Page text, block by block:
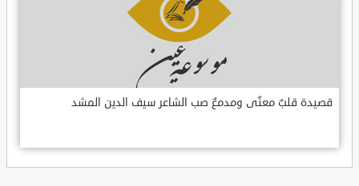
قصيدة قلبٌ معنّى ومدمعٌ صب الشاعر سيف الدين المشد